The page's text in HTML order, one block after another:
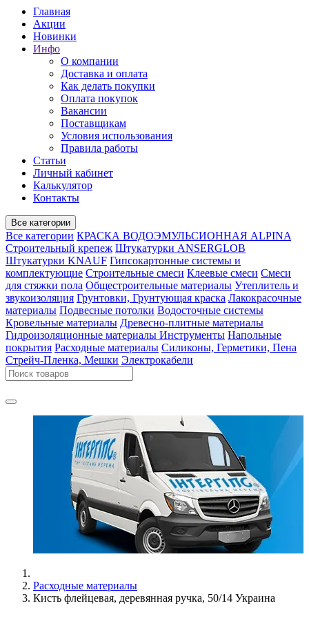
Главная
Акции
Новинки
Инфо
О компании
Доставка и оплата
Как делать покупки
Оплата покупок
Вакансии
Поставщикам
Условия использования
Правила работы
Статьи
Личный кабинет
Калькулятор
Контакты
Все категории
Все категории КРАСКА ВОДОЭМУЛЬСИОННАЯ ALPINA
Строительный крепеж Штукатурки ANSERGLOB
Штукатурки KNAUF Гипсокартонные системы и
комплектующие Строительные смеси Клеевые смеси Смеси
для стяжки пола Общестроительные материалы Утеплитель и
звукоизоляция Грунтовки, Грунтующая краска Лакокрасочные
материалы Подвесные потолки Водосточные системы
Кровельные материалы Древесно-плитные материалы
Гидроизоляционные материалы Инструменты Напольные
покрытия Расходные материалы Силиконы, Герметики, Пена
Стрейч-Пленка, Мешки Электрокабели
Расходные материалы
Кисть флейцевая, деревянная ручка, 50/14 Украина